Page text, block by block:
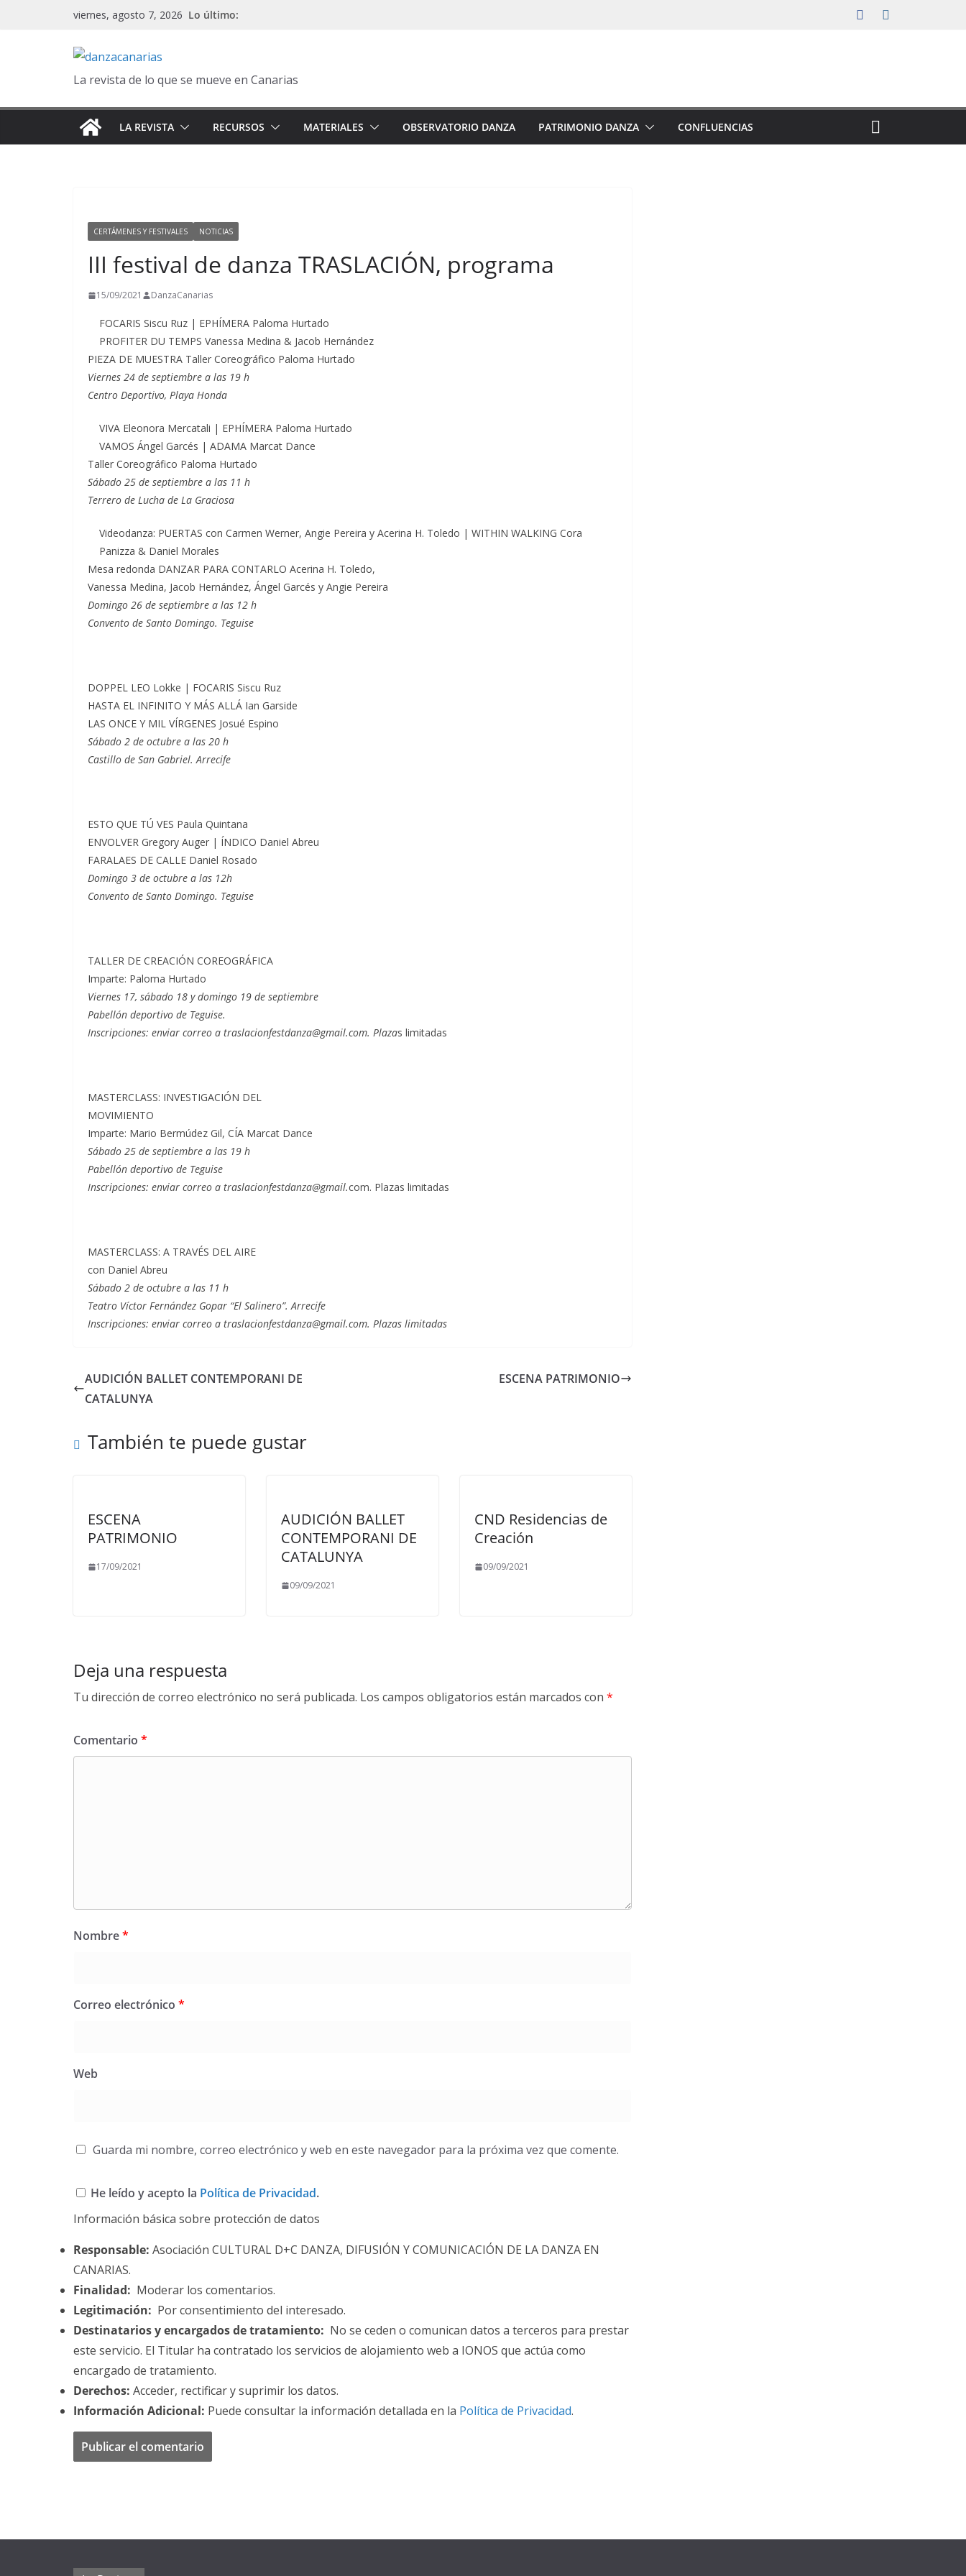
viernes, agosto 7, 2026 Lo último:
La revista de lo que se mueve en Canarias
LA REVISTA RECURSOS MATERIALES OBSERVATORIO DANZA PATRIMONIO DANZA CONFLUENCIAS
CERTÁMENES Y FESTIVALES NOTICIAS
III festival de danza TRASLACIÓN, programa
15/09/2021 DanzaCanarias
FOCARIS Siscu Ruz | EPHÍMERA Paloma Hurtado
PROFITER DU TEMPS Vanessa Medina & Jacob Hernández
PIEZA DE MUESTRA Taller Coreográfico Paloma Hurtado
Viernes 24 de septiembre a las 19 h
Centro Deportivo, Playa Honda
VIVA Eleonora Mercatali | EPHÍMERA Paloma Hurtado
VAMOS Ángel Garcés | ADAMA Marcat Dance
Taller Coreográfico Paloma Hurtado
Sábado 25 de septiembre a las 11 h
Terrero de Lucha de La Graciosa
Videodanza: PUERTAS con Carmen Werner, Angie Pereira y Acerina H. Toledo | WITHIN WALKING Cora
Panizza & Daniel Morales
Mesa redonda DANZAR PARA CONTARLO Acerina H. Toledo,
Vanessa Medina, Jacob Hernández, Ángel Garcés y Angie Pereira
Domingo 26 de septiembre a las 12 h
Convento de Santo Domingo. Teguise
DOPPEL LEO Lokke | FOCARIS Siscu Ruz
HASTA EL INFINITO Y MÁS ALLÁ Ian Garside
LAS ONCE Y MIL VÍRGENES Josué Espino
Sábado 2 de octubre a las 20 h
Castillo de San Gabriel. Arrecife
ESTO QUE TÚ VES Paula Quintana
ENVOLVER Gregory Auger | ÍNDICO Daniel Abreu
FARALAES DE CALLE Daniel Rosado
Domingo 3 de octubre a las 12h
Convento de Santo Domingo. Teguise
TALLER DE CREACIÓN COREOGRÁFICA
Imparte: Paloma Hurtado
Viernes 17, sábado 18 y domingo 19 de septiembre
Pabellón deportivo de Teguise.
Inscripciones: enviar correo a traslacionfestdanza@gmail.com. Plazas limitadas
MASTERCLASS: INVESTIGACIÓN DEL
MOVIMIENTO
Imparte: Mario Bermúdez Gil, CÍA Marcat Dance
Sábado 25 de septiembre a las 19 h
Pabellón deportivo de Teguise
Inscripciones: enviar correo a traslacionfestdanza@gmail.com. Plazas limitadas
MASTERCLASS: A TRAVÉS DEL AIRE
con Daniel Abreu
Sábado 2 de octubre a las 11 h
Teatro Víctor Fernández Gopar “El Salinero”. Arrecife
Inscripciones: enviar correo a traslacionfestdanza@gmail.com. Plazas limitadas
AUDICIÓN BALLET CONTEMPORANI DE
CATALUNYA
ESCENA PATRIMONIO
También te puede gustar
ESCENA
PATRIMONIO
17/09/2021
AUDICIÓN BALLET
CONTEMPORANI DE
CATALUNYA
09/09/2021
CND Residencias de
Creación
09/09/2021
Deja una respuesta
Tu dirección de correo electrónico no será publicada. Los campos obligatorios están marcados con *
Comentario *
Nombre*
Correo electrónico *
Web
Guarda mi nombre, correo electrónico y web en este navegador para la próxima vez que comente.
He leído y acepto la Política de Privacidad.
Información básica sobre protección de datos
Responsable: Asociación CULTURAL D+C DANZA, DIFUSIÓN Y COMUNICACIÓN DE LA DANZA EN
CANARIAS.
Finalidad: Moderar los comentarios.
Legitimación: Por consentimiento del interesado.
Destinatarios y encargados de tratamiento: No se ceden o comunican datos a terceros para prestar
este servicio. El Titular ha contratado los servicios de alojamiento web a IONOS que actúa como
encargado de tratamiento.
Derechos: Acceder, rectificar y suprimir los datos.
Información Adicional: Puede consultar la información detallada en la Política de Privacidad.